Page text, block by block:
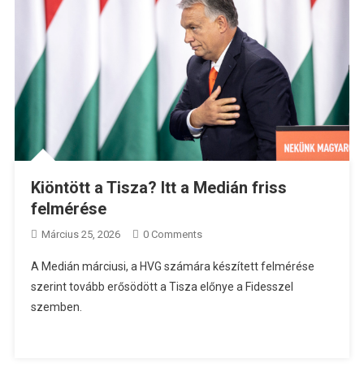
Kiöntött a Tisza? Itt a Medián friss
felmérése
Március 25, 2026 0 Comments
A Medián márciusi, a HVG számára készített felmérése
szerint tovább erősödött a Tisza előnye a Fidesszel
szemben.